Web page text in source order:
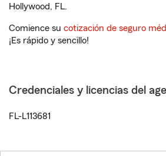
Hollywood, FL.
Comience su cotización de seguro
¡Es rápido y sencillo!
Credenciales y licencias del
FL-L113681